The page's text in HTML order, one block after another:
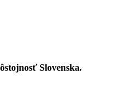
Slovenska.